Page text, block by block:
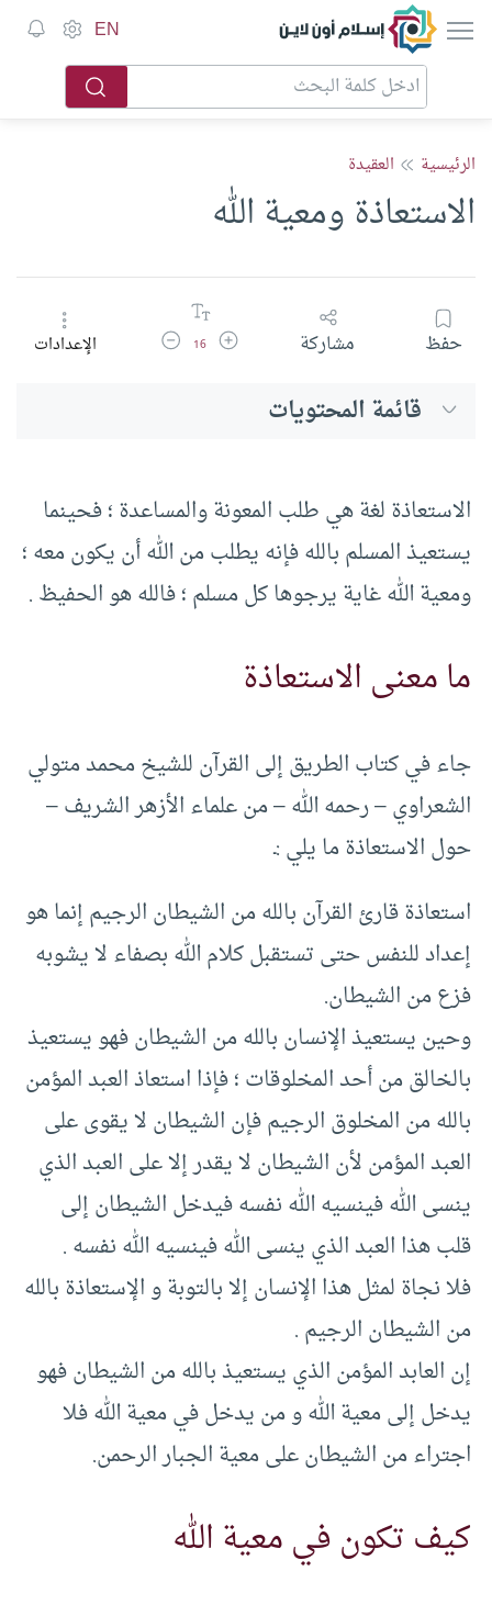
إسلام أون لاين EN
الرئيسية العقيدة
الاستعاذة ومعية الله
حفظ مشاركة زيادة حجم الخط
16 تقليل حجم الخطالإعدادات
قائمة المحتويات
الاستعاذة لغة هي طلب المعونة والمساعدة ؛ فحينما
يستعيذ المسلم بالله فإنه يطلب من الله أن يكون معه ؛
ومعية الله غاية يرجوها كل مسلم ؛ فالله هو الحفيظ .
ما معنى الاستعاذة
جاء في كتاب الطريق إلى القرآن للشيخ محمد متولي
الشعراوي – رحمه الله – من علماء الأزهر الشريف –
حول الاستعاذة ما يلي :ـ
استعاذة قارئ القرآن بالله من الشيطان الرجيم إنما هو
إعداد للنفس حتى تستقبل كلام الله بصفاء لا يشوبه
فزع من الشيطان.
وحين يستعيذ الإنسان بالله من الشيطان فهو يستعيذ
بالخالق من أحد المخلوقات ؛ فإذا استعاذ العبد المؤمن
بالله من المخلوق الرجيم فإن الشيطان لا يقوى على
العبد المؤمن لأن الشيطان لا يقدر إلا على العبد الذي
ينسى الله فينسيه الله نفسه فيدخل الشيطان إلى
قلب هذا العبد الذي ينسى الله فينسيه الله نفسه .
فلا نجاة لمثل هذا الإنسان إلا بالتوبة و الإستعاذة بالله
من الشيطان الرجيم .
إن العابد المؤمن الذي يستعيذ بالله من الشيطان فهو
يدخل إلى معية الله و من يدخل في معية الله فلا
اجتراء من الشيطان على معية الجبار الرحمن.
كيف تكون في معية الله